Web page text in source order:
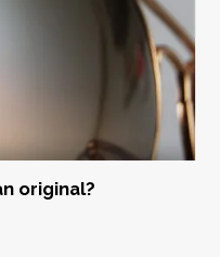
original?